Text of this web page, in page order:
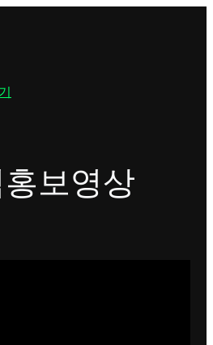
보영상